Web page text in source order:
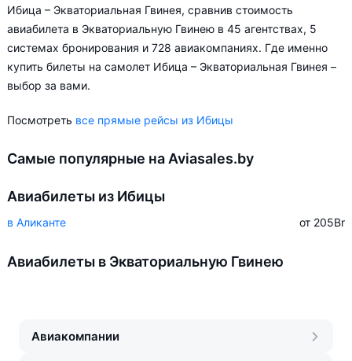
Ибица – Экваториальная Гвинея, сравнив стоимость
авиабилета в Экваториальную Гвинею в 45 агентствах, 5
системах бронирования и 728 авиакомпаниях. Где именно
купить билеты на самолет Ибица – Экваториальная Гвинея –
выбор за вами.
Посмотреть все прямые рейсы из Ибицы
Самые популярные на Aviasales.by
Авиабилеты из Ибицы
в Аликанте от 205Br
Авиабилеты в Экваториальную Гвинею
Авиакомпании